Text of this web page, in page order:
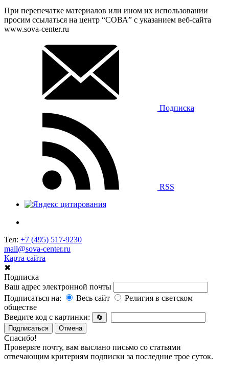
При перепечатке материалов или ином их использовании
просим ссылаться на центр “СОВА” с указанием веб-сайта
www.sova-center.ru
Подписка
RSS
Тел: +7 (495) 517-9230
mail@sova-center.ru
Карта сайта
✖
Подписка
Ваш адрес электронной почты
Подписаться на:
Весь сайт
Религия в светском
обществе
Введите код с картинки:
🔄
Подписаться
Отмена
Спасибо!
Проверьте почту, вам выслано письмо со статьями
отвечающим критериям подписки за последние трое суток.